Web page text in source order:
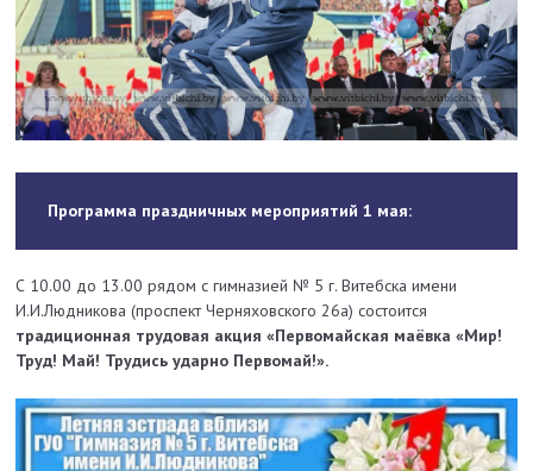
Программа праздничных мероприятий 1 мая:
С 10.00 до 13.00 рядом с гимназией № 5 г. Витебска имени
И.И.Людникова (проспект Черняховского 26а) состоится
традиционная трудовая акция «Первомайская маёвка «Мир!
Труд! Май! Трудись ударно Первомай!».